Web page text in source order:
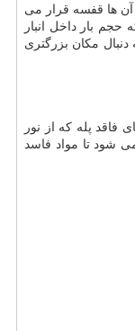
آن ها قفسه قرار می
حجم بار داخل انبار
مکان بزرگتری
پله که از نور
شود تا مواد فاسد